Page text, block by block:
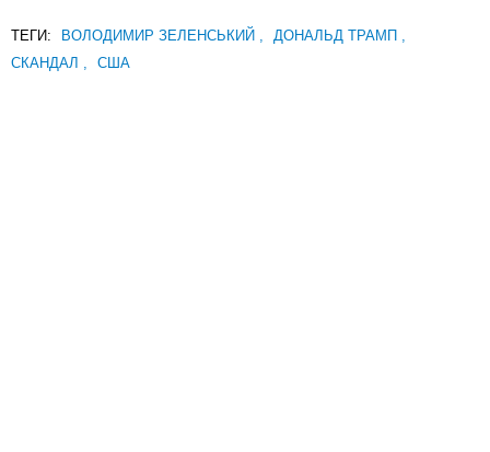
ТЕГИ: ВОЛОДИМИР ЗЕЛЕНСЬКИЙ , ДОНАЛЬД ТРАМП ,
СКАНДАЛ , США